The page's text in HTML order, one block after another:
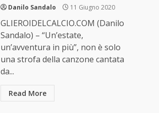
Danilo Sandalo 11 Giugno 2020
GLIEROIDELCALCIO.COM (Danilo
Sandalo) – “Un’estate,
un’avventura in più”, non è solo
una strofa della canzone cantata
da...
Read More